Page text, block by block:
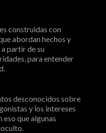
construidas con
abordan hechos y
partir de su
para entender
desconocidos sobre
y los intereses
eso que algunas